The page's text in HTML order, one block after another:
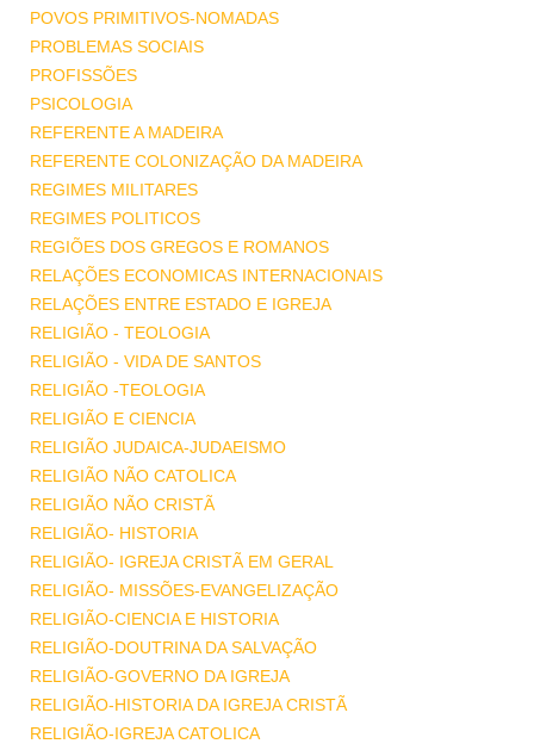
POVOS PRIMITIVOS-NOMADAS
PROBLEMAS SOCIAIS
PROFISSÕES
PSICOLOGIA
REFERENTE A MADEIRA
REFERENTE COLONIZAÇÃO DA MADEIRA
REGIMES MILITARES
REGIMES POLITICOS
REGIÕES DOS GREGOS E ROMANOS
RELAÇÕES ECONOMICAS INTERNACIONAIS
RELAÇÕES ENTRE ESTADO E IGREJA
RELIGIÃO - TEOLOGIA
RELIGIÃO - VIDA DE SANTOS
RELIGIÃO -TEOLOGIA
RELIGIÃO E CIENCIA
RELIGIÃO JUDAICA-JUDAEISMO
RELIGIÃO NÃO CATOLICA
RELIGIÃO NÃO CRISTÃ
RELIGIÃO- HISTORIA
RELIGIÃO- IGREJA CRISTÃ EM GERAL
RELIGIÃO- MISSÕES-EVANGELIZAÇÃO
RELIGIÃO-CIENCIA E HISTORIA
RELIGIÃO-DOUTRINA DA SALVAÇÃO
RELIGIÃO-GOVERNO DA IGREJA
RELIGIÃO-HISTORIA DA IGREJA CRISTÃ
RELIGIÃO-IGREJA CATOLICA